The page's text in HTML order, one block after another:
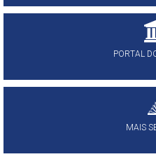
PORTAL
MAIS